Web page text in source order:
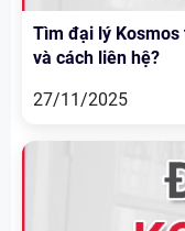
Tìm đại lý
và cách liên hệ?
27/11/2025